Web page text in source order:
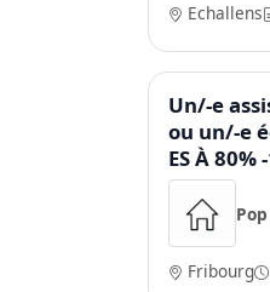
Echallens
Un/-e
ou un/-e
ES À 80%
Fribourg